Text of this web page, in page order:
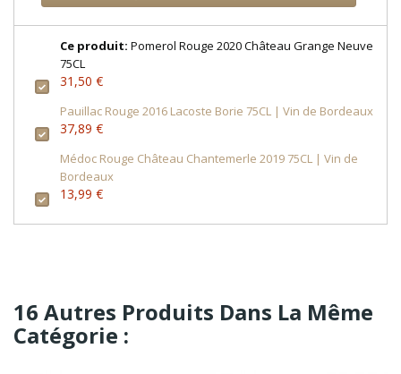
Ce produit: Pomerol Rouge 2020 Château Grange Neuve
75CL
31,50 €
Pauillac Rouge 2016 Lacoste Borie 75CL | Vin de Bordeaux
37,89 €
Médoc Rouge Château Chantemerle 2019 75CL | Vin de
Bordeaux
13,99 €
16 Autres Produits Dans La Même
Catégorie :